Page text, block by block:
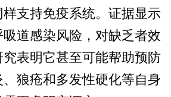
持免疫系统。证据显示
道感染风险，对缺乏者效
表明它甚至可能帮助预防
狼疮和多发性硬化等自身